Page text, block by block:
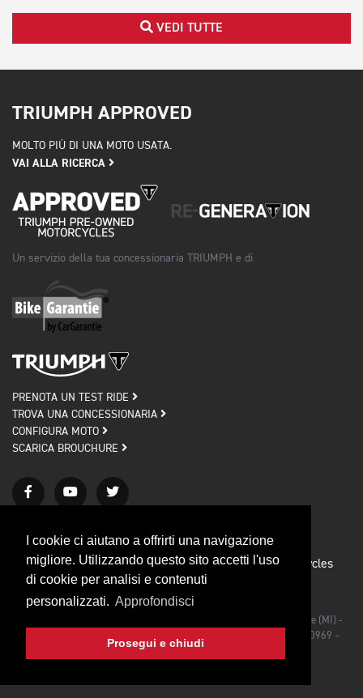
I cookie ci aiutano a offrirti una navigazione
migliore. Utilizzando questo sito accetti l'uso
di cookie per analisi e contenuti
personalizzati. Approfondisci
Prosegui e chiudi
VEDI TUTTE
TRIUMPH APPROVED
MOLTO PIÙ DI UNA MOTO USATA.
VAI ALLA RICERCA
Un servizio della tua concessionaria TRIUMPH e di
PRENOTA UN TEST RIDE
TROVA UNA CONCESSIONARIA
CONFIGURA MOTO
SCARICA BROUCHURE
Privacy policy Cookie policy
© 2026 Triumph Motorcycles
Credits
Triumph Motorcycles Srl - Via Rodolfo Morandi, 27/bis 20090 Segrate (MI) -
Iscrizione al Registro delle Imprese di Milano C.F./P.IVA IT 03492990969 –